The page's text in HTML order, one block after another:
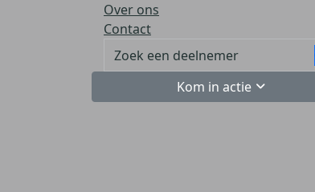
Over ons
Contact
Kom in actie